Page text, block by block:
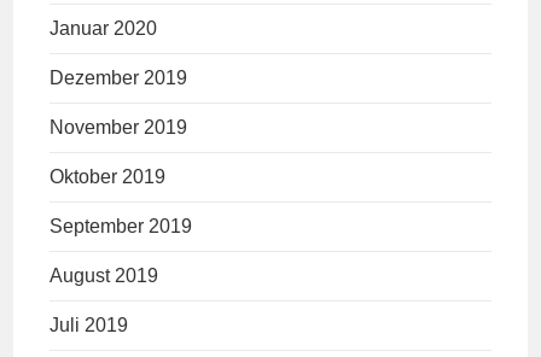
Januar 2020
Dezember 2019
November 2019
Oktober 2019
September 2019
August 2019
Juli 2019